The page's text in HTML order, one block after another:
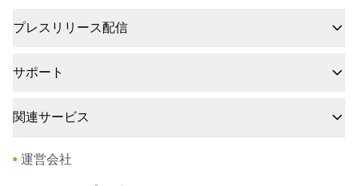
プレスリリース配信
サポート
関連サービス
• 運営会社